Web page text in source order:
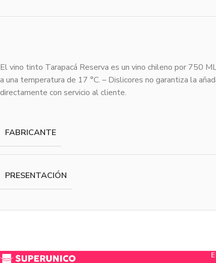
El vino tinto Tarapacá Reserva es un vino chileno por 750
a una temperatura de 17 °C. – Dislicores no garantiza la
directamente con servicio al cliente.
FABRICANTE
PRESENTACIÓN